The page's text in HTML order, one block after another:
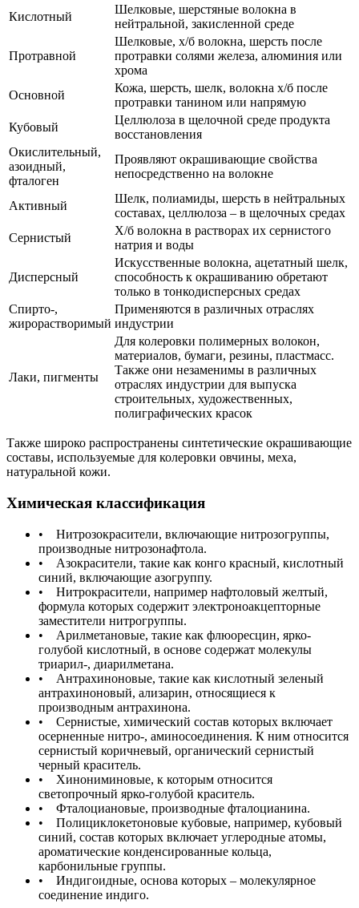
Кислотный
Шелковые, шерстяные волокна в
нейтральной, закисленной среде
Протравной
Шелковые, х/б волокна, шерсть после
протравки солями железа, алюминия или
хрома
Основной
Кожа, шерсть, шелк, волокна х/б после
протравки танином или напрямую
Кубовый
Целлюлоза в щелочной среде продукта
восстановления
Окислительный,
азоидный,
фталоген
Проявляют окрашивающие свойства
непосредственно на волокне
Активный
Шелк, полиамиды, шерсть в нейтральных
составах, целлюлоза – в щелочных средах
Сернистый
Х/б волокна в растворах их сернистого
натрия и воды
Дисперсный
Искусственные волокна, ацетатный шелк,
способность к окрашиванию обретают
только в тонкодисперсных средах
Спирто-,
жирорастворимый
Применяются в различных отраслях
индустрии
Лаки, пигменты
Для колеровки полимерных волокон,
материалов, бумаги, резины, пластмасс.
Также они незаменимы в различных
отраслях индустрии для выпуска
строительных, художественных,
полиграфических красок
Также широко распространены синтетические окрашивающие
составы, используемые для колеровки овчины, меха,
натуральной кожи.
Химическая классификация
• Нитрозокрасители, включающие нитрозогруппы,
производные нитрозонафтола.
• Азокрасители, такие как конго красный, кислотный
синий, включающие азогруппу.
• Нитрокрасители, например нафтоловый желтый,
формула которых содержит электроноакцепторные
заместители нитрогруппы.
• Арилметановые, такие как флюоресцин, ярко-
голубой кислотный, в основе содержат молекулы
триарил-, диарилметана.
• Антрахиноновые, такие как кислотный зеленый
антрахиноновый, ализарин, относящиеся к
производным антрахинона.
• Сернистые, химический состав которых включает
осерненные нитро-, аминосоединения. К ним относится
сернистый коричневый, органический сернистый
черный краситель.
• Хинониминовые, к которым относится
светопрочный ярко-голубой краситель.
• Фталоциановые, производные фталоцианина.
• Полициклокетоновые кубовые, например, кубовый
синий, состав которых включает углеродные атомы,
ароматические конденсированные кольца,
карбонильные группы.
• Индигоидные, основа которых – молекулярное
соединение индиго.